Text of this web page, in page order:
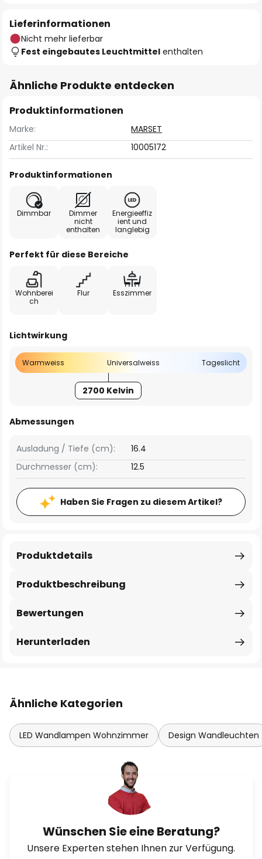
Lieferinformationen
Nicht mehr lieferbar
Fest eingebautes Leuchtmittel enthalten
Ähnliche Produkte entdecken
Produktinformationen
Marke:
MARSET
Artikel Nr.:
10005172
Produktinformationen
Dimmbar
Dimmer
nicht
enthalten
Energieeffiz
ient und
langlebig
Perfekt für diese Bereiche
Wohnberei
ch
Flur Esszimmer
Lichtwirkung
Warmweiss Universalweiss Tageslicht
2700 Kelvin
Abmessungen
Ausladung / Tiefe (cm):
16.4
Durchmesser (cm):
12.5
Haben Sie Fragen zu diesem Artikel?
Produktbeschreibung
Produktdetails
Bewertungen
Herunterladen
Ähnliche Kategorien
LED Wandlampen Wohnzimmer Design Wandleuchten
Wünschen Sie eine Beratung?
Unsere Experten stehen Ihnen zur Verfügung.